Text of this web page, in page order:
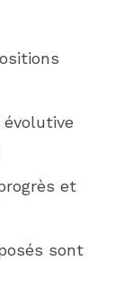
évolutive
et
sont